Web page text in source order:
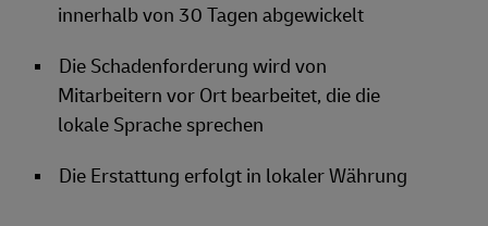
innerhalb von 30 Tagen abgewickelt
Die Schadenforderung wird von
Mitarbeitern vor Ort bearbeitet, die die
lokale Sprache sprechen
Die Erstattung erfolgt in lokaler Währung